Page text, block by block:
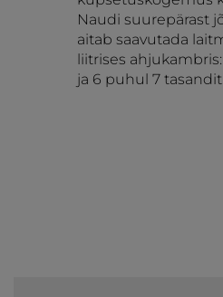
Naudi suurepärast
aitab saavutada
liitrises
ja 6 puhul 7 tasandit.